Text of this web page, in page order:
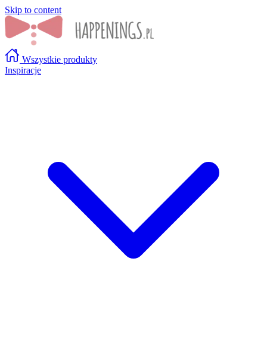
Skip to content
Wszystkie produkty
Inspiracje